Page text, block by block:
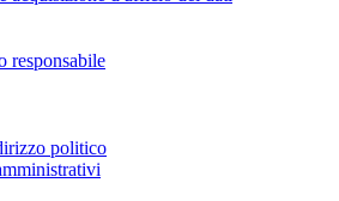
responsabile
politico